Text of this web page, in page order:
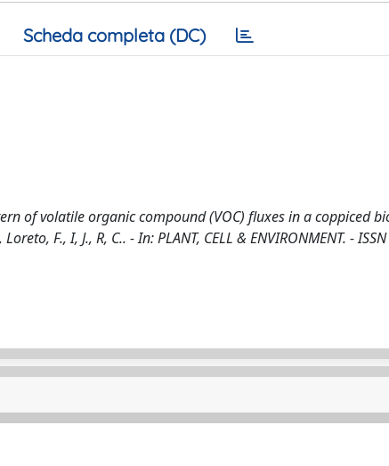
Scheda completa (DC)
of volatile organic compound (VOC) fluxes in a coppiced
F., I, J., R, C.. - In: PLANT, CELL & ENVIRONMENT. -